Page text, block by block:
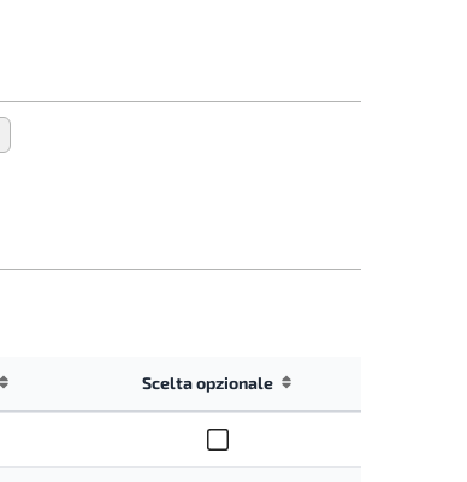
Scelta opzionale